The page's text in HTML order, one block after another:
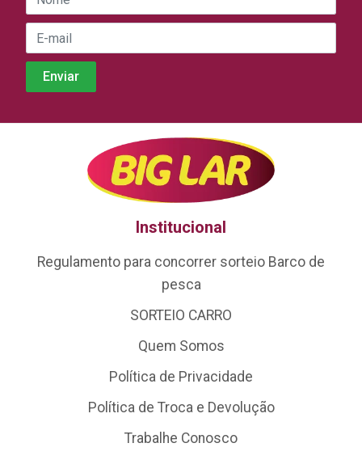
Institucional
Regulamento para concorrer sorteio Barco de
pesca
SORTEIO CARRO
Quem Somos
Política de Privacidade
Política de Troca e Devolução
Trabalhe Conosco